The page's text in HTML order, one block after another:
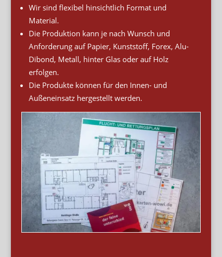
Wir sind flexibel hinsichtlich Format und
Material.
Die Produktion kann je nach Wunsch und
Anforderung auf Papier, Kunststoff, Forex, Alu-
Dibond, Metall, hinter Glas oder auf Holz
erfolgen.
Die Produkte können für den Innen- und
Außeneinsatz hergestellt werden.